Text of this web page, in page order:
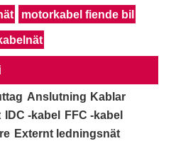
motorkabel fiende bil
Anslutning Kablar
IDC -kabel
FFC -kabel
Externt ledningsnät